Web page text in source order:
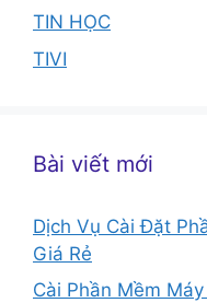
TIN HỌC
TIVI
Bài viết mới
Dịch Vụ Cài Đặt
Giá Rẻ
Cài Phần Mềm